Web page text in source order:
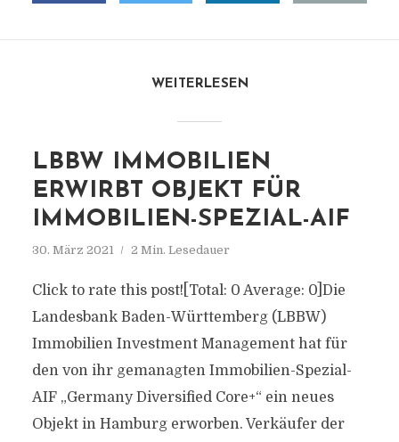
WEITERLESEN
LBBW IMMOBILIEN
ERWIRBT OBJEKT FÜR
IMMOBILIEN-SPEZIAL-AIF
30. März 2021 2 Min. Lesedauer
Click to rate this post![Total: 0 Average: 0]Die
Landesbank Baden-Württemberg (LBBW)
Immobilien Investment Management hat für
den von ihr gemanagten Immobilien-Spezial-
AIF „Germany Diversified Core+“ ein neues
Objekt in Hamburg erworben. Verkäufer der